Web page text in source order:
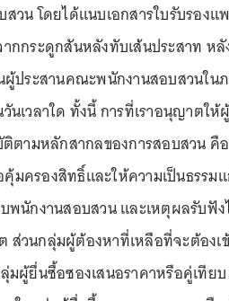
วน โดยได้แนบเอกสารใบรับรองแ
กกระดูกสันหลังทับเส้นประสาท ห
ผู้ประสานคณะพนักงานสอบสวนในภ
นเวลาใด ทั้งนี้ การที่เราอนุญาตใ
ติตามหลักสากลของการสอบสวน คื
คุ้มครองสิทธิ์และให้ความเป็นธรรม
บพนักงานสอบสวน และเหตุผลรับฟั
วนกลุ่มผู้ต้องหาที่เหลือที่จะต้องเ
มผู้ยื่นซื้อซองเสนอราคาหรือคู่เทีย